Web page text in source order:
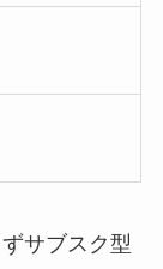
サブスク型